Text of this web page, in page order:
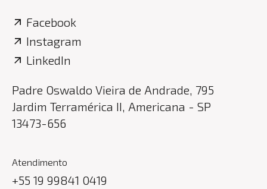
Facebook
Instagram
LinkedIn
Padre Oswaldo Vieira de Andrade, 795
Jardim Terramérica II, Americana - SP
13473-656
Atendimento
+55 19 99841 0419